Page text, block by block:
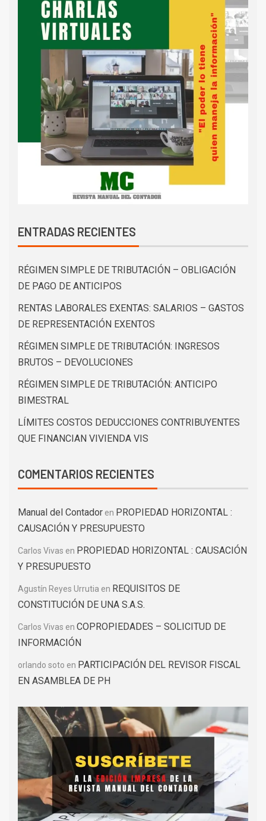
ENTRADAS RECIENTES
RÉGIMEN SIMPLE DE TRIBUTACIÓN – OBLIGACIÓN
DE PAGO DE ANTICIPOS
RENTAS LABORALES EXENTAS: SALARIOS – GASTOS
DE REPRESENTACIÓN EXENTOS
RÉGIMEN SIMPLE DE TRIBUTACIÓN: INGRESOS
BRUTOS – DEVOLUCIONES
RÉGIMEN SIMPLE DE TRIBUTACIÓN: ANTICIPO
BIMESTRAL
LÍMITES COSTOS DEDUCCIONES CONTRIBUYENTES
QUE FINANCIAN VIVIENDA VIS
COMENTARIOS RECIENTES
Manual del Contador en PROPIEDAD HORIZONTAL :
CAUSACIÓN Y PRESUPUESTO
Carlos Vivas en PROPIEDAD HORIZONTAL : CAUSACIÓN
Y PRESUPUESTO
Agustín Reyes Urrutia en REQUISITOS DE
CONSTITUCIÓN DE UNA S.A.S.
Carlos Vivas en COPROPIEDADES – SOLICITUD DE
INFORMACIÓN
orlando soto en PARTICIPACIÓN DEL REVISOR FISCAL
EN ASAMBLEA DE PH